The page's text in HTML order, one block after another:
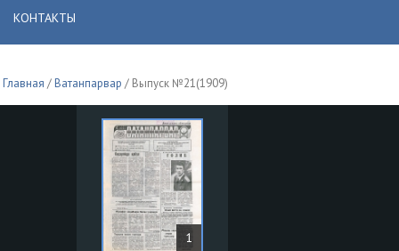
КОНТАКТЫ
Главная /Ватанпарвар / Выпуск №21(1909)
1